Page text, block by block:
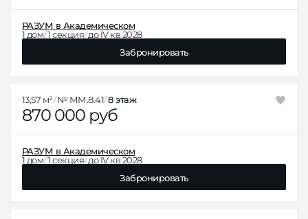
РАЗУМ в Академическом
1 дом 1 секция до IV кв 2028
Забронировать
870 000 руб
13,57 м² № ММ.8.41 8 этаж
РАЗУМ в Академическом
1 дом 1 секция до IV кв 2028
Забронировать